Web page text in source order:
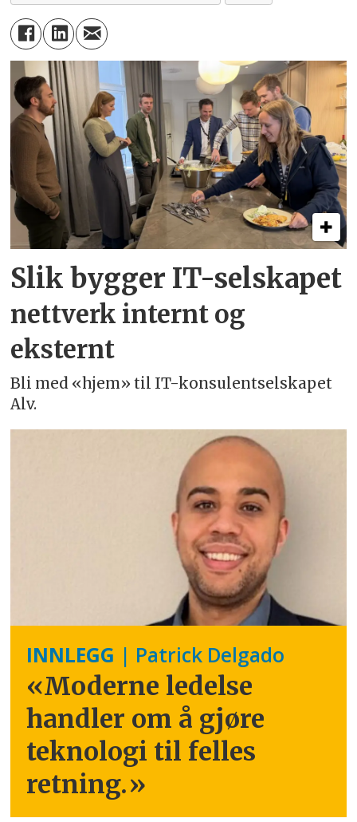
Slik bygger IT-selskapet
nettverk internt og
eksternt
Bli med «hjem» til IT-konsulentselskapet
Alv.
INNLEGG | Patrick Delgado
«Moderne ledelse
handler om å gjøre
teknologi til felles
retning.»